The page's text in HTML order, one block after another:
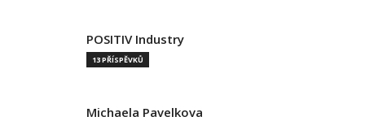
POSITIV Industry
13 PŘÍSPĚVKŮ
Michaela Pavelkova